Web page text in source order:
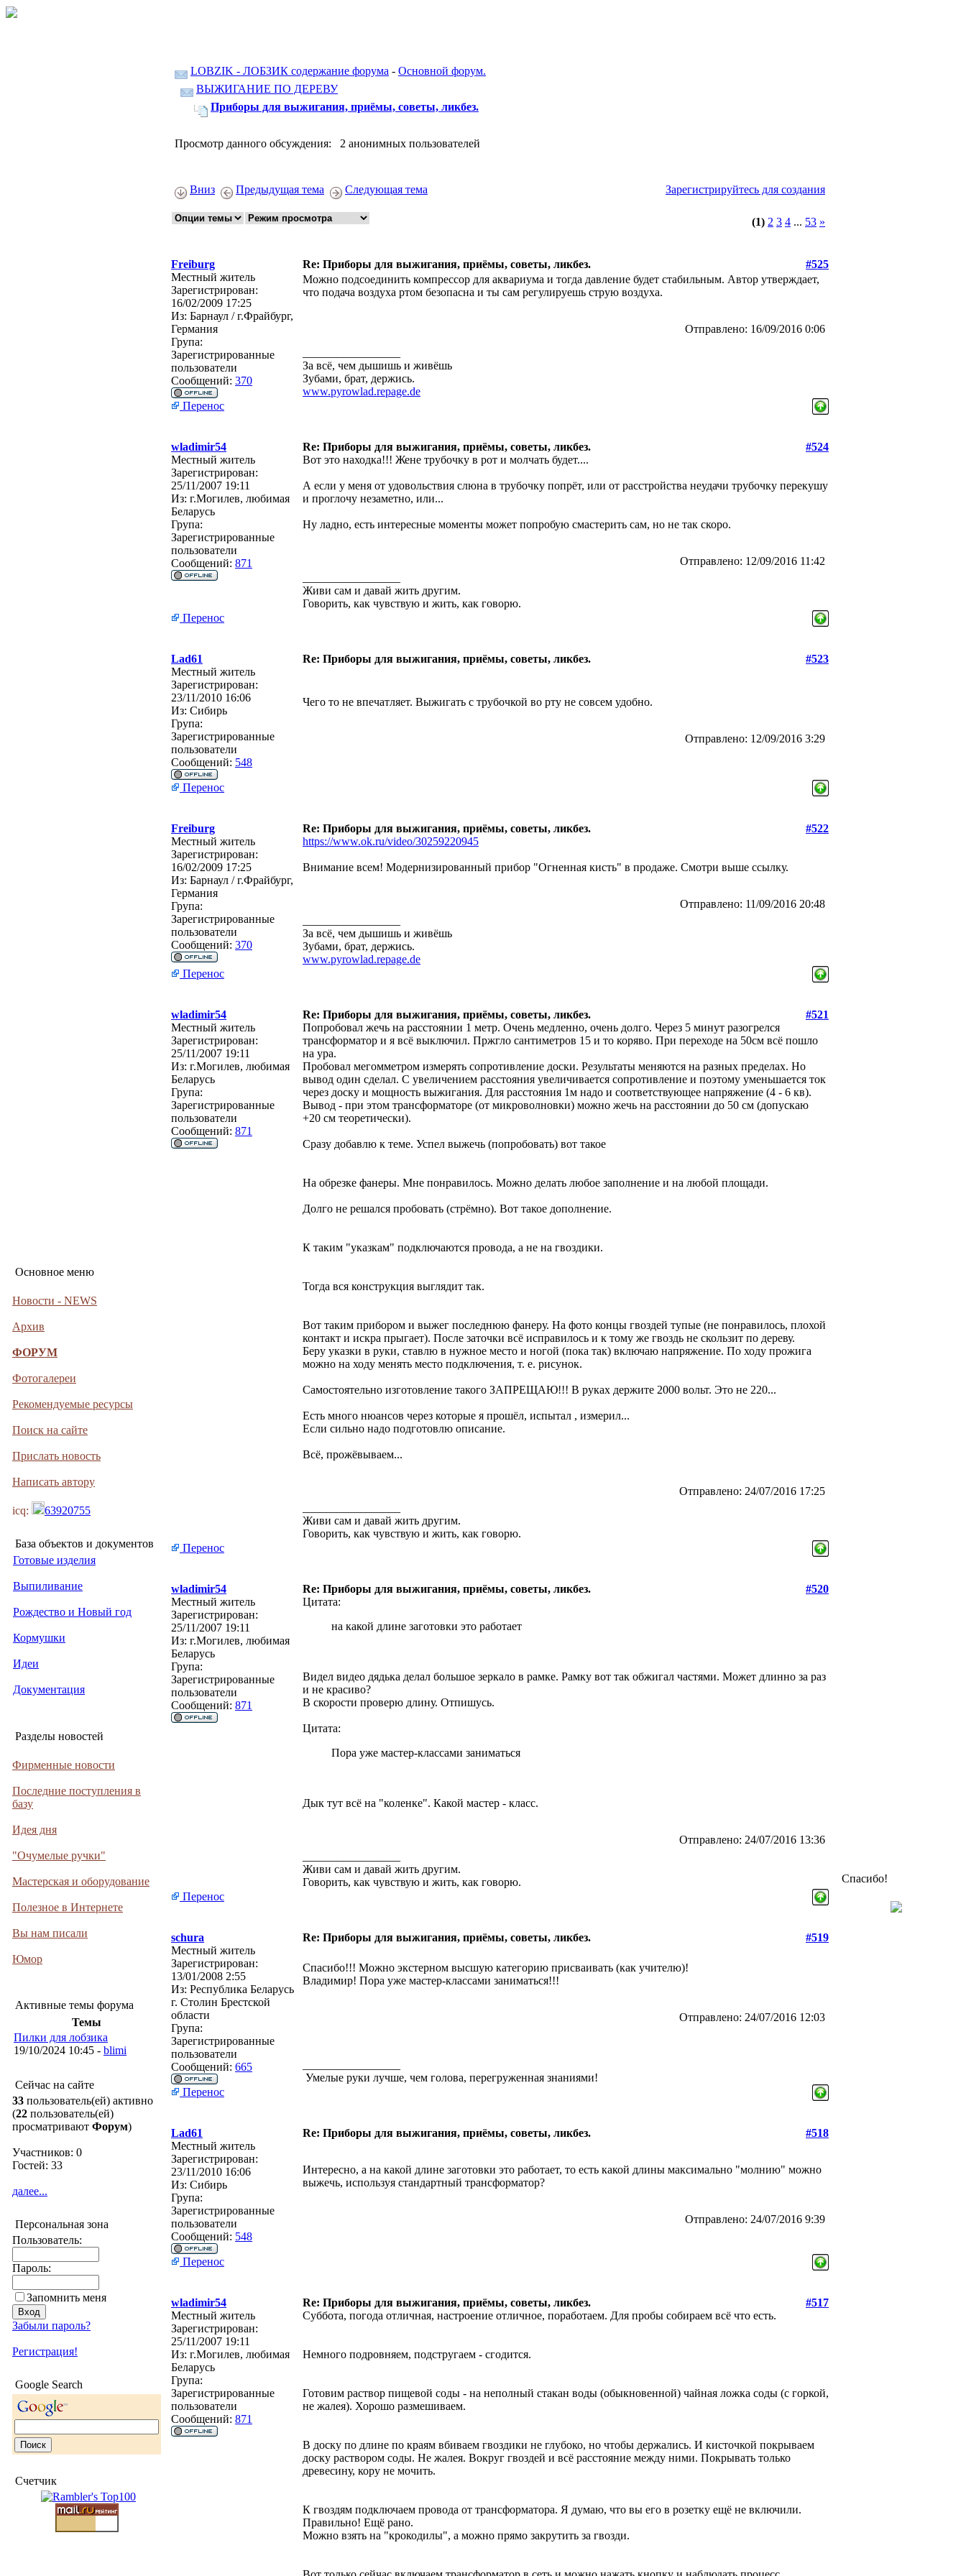
Основное меню
Новости - NEWS
Архив
ФОРУМ
Фотогалереи
Рекомендуемые ресурсы
Поиск на сайте
Прислать новость
Написать автору
icq: 63920755
База объектов и документов
Готовые изделия
Выпиливание
Рождество и Новый год
Кормушки
Идеи
Документация
Разделы новостей
Фирменные новости
Последние поступления в
базу
Идея дня
"Очумелые ручки"
Мастерская и оборудование
Полезное в Интернете
Вы нам писали
Юмор
Активные темы форума
Темы
Пилки для лобзика
19/10/2024 10:45 - blimi
Сейчас на сайте
33 пользователь(ей) активно
(22 пользователь(ей)
просматривают Форум)
Участников: 0
Гостей: 33
далее...
Персональная зона
Пользователь:
Пароль:
Запомнить меня
Забыли пароль?
Регистрация!
Google Search
Счетчик
LOBZIK - ЛОБЗИК содержание форума - Основной форум.
ВЫЖИГАНИЕ ПО ДЕРЕВУ
Приборы для выжигания, приёмы, советы, ликбез.
Просмотр данного обсуждения: 2 анонимных пользователей
Вниз Предыдущая тема Следующая тема Зарегистрируйтесь для создания
(1) 2 3 4 ... 53 »
Freiburg Re: Приборы для выжигания, приёмы, советы, ликбез.
#525
Местный житель
Зарегистрирован:
16/02/2009 17:25
Из: Барнаул / г.Фрайбург,
Германия
Група:
Зарегистрированные
пользователи
Сообщений: 370
Можно подсоединить компрессор для аквариума и тогда давление будет стабильным. Автор утверждает,
что подача воздуха ртом безопасна и ты сам регулируешь струю воздуха.
Отправлено: 16/09/2016 0:06
За всё, чем дышишь и живёшь
Зубами, брат, держись.
www.pyrowlad.repage.de
Перенос
wladimir54 Re: Приборы для выжигания, приёмы, советы, ликбез.
#524
Местный житель
Зарегистрирован:
25/11/2007 19:11
Из: г.Могилев, любимая
Беларусь
Група:
Зарегистрированные
пользователи
Сообщений: 871
Вот это находка!!! Жене трубочку в рот и молчать будет....
А если у меня от удовольствия слюна в трубочку попрёт, или от расстройства неудачи трубочку перекушу
и проглочу незаметно, или...
Ну ладно, есть интересные моменты может попробую смастерить сам, но не так скоро.
Отправлено: 12/09/2016 11:42
Живи сам и давай жить другим.
Говорить, как чувствую и жить, как говорю.
Перенос
Lad61 Re: Приборы для выжигания, приёмы, советы, ликбез.
#523
Местный житель
Зарегистрирован:
23/11/2010 16:06
Из: Сибирь
Група:
Зарегистрированные
пользователи
Сообщений: 548
Чего то не впечатляет. Выжигать с трубочкой во рту не совсем удобно.
Отправлено: 12/09/2016 3:29
Перенос
Freiburg Re: Приборы для выжигания, приёмы, советы, ликбез.
#522
Местный житель
Зарегистрирован:
16/02/2009 17:25
Из: Барнаул / г.Фрайбург,
Германия
Група:
Зарегистрированные
пользователи
Сообщений: 370
https://www.ok.ru/video/30259220945
Внимание всем! Модернизированный прибор "Огненная кисть" в продаже. Смотри выше ссылку.
Отправлено: 11/09/2016 20:48
За всё, чем дышишь и живёшь
Зубами, брат, держись.
www.pyrowlad.repage.de
Перенос
wladimir54 Re: Приборы для выжигания, приёмы, советы, ликбез.
#521
Местный житель
Зарегистрирован:
25/11/2007 19:11
Из: г.Могилев, любимая
Беларусь
Група:
Зарегистрированные
пользователи
Сообщений: 871
Попробовал жечь на расстоянии 1 метр. Очень медленно, очень долго. Через 5 минут разогрелся
трансформатор и я всё выключил. Пржгло сантиметров 15 и то коряво. При переходе на 50см всё пошло
на ура.
Пробовал мегомметром измерять сопротивление доски. Результаты меняются на разных пределах. Но
вывод один сделал. С увеличением расстояния увеличивается сопротивление и поэтому уменьшается ток
через доску и мощность выжигания. Для расстояния 1м надо и соответствующее напряжение (4 - 6 кв).
Вывод - при этом трансформаторе (от микроволновки) можно жечь на расстоянии до 50 см (допускаю
+20 см теоретически).
Сразу добавлю к теме. Успел выжечь (попробовать) вот такое
На обрезке фанеры. Мне понравилось. Можно делать любое заполнение и на любой площади.
Долго не решался пробовать (стрёмно). Вот такое дополнение.
К таким "указкам" подключаются провода, а не на гвоздики.
Тогда вся конструкция выглядит так.
Вот таким прибором и выжег последнюю фанеру. На фото концы гвоздей тупые (не понравилось, плохой
контакт и искра прыгает). После заточки всё исправилось и к тому же гвоздь не скользит по дереву.
Беру указки в руки, ставлю в нужное место и ногой (пока так) включаю напряжение. По ходу прожига
можно на ходу менять место подключения, т. е. рисунок.
Самостоятельно изготовление такого ЗАПРЕЩАЮ!!! В руках держите 2000 вольт. Это не 220...
Есть много нюансов через которые я прошёл, испытал , измерил...
Если сильно надо подготовлю описание.
Всё, прожёвываем...
Отправлено: 24/07/2016 17:25
Живи сам и давай жить другим.
Говорить, как чувствую и жить, как говорю.
Перенос
wladimir54 Re: Приборы для выжигания, приёмы, советы, ликбез.
#520
Местный житель
Зарегистрирован:
25/11/2007 19:11
Из: г.Могилев, любимая
Беларусь
Група:
Зарегистрированные
пользователи
Сообщений: 871
Цитата:
на какой длине заготовки это работает
Видел видео дядька делал большое зеркало в рамке. Рамку вот так обжигал частями. Может длинно за раз
и не красиво?
В скорости проверю длину. Отпишусь.
Цитата:
Пора уже мастер-классами заниматься
Дык тут всё на "коленке". Какой мастер - класс.
Отправлено: 24/07/2016 13:36
Живи сам и давай жить другим.
Говорить, как чувствую и жить, как говорю.
Перенос
schura Re: Приборы для выжигания, приёмы, советы, ликбез.
#519
Местный житель
Зарегистрирован:
13/01/2008 2:55
Из: Республика Беларусь
г. Столин Брестской
области
Група:
Зарегистрированные
пользователи
Сообщений: 665
Спасибо!!! Можно экстерном высшую категорию присваивать (как учителю)!
Владимир! Пора уже мастер-классами заниматься!!!
Отправлено: 24/07/2016 12:03
Умелые руки лучше, чем голова, перегруженная знаниями!
Перенос
Lad61 Re: Приборы для выжигания, приёмы, советы, ликбез.
#518
Местный житель
Зарегистрирован:
23/11/2010 16:06
Из: Сибирь
Група:
Зарегистрированные
пользователи
Сообщений: 548
Интересно, а на какой длине заготовки это работает, то есть какой длины максимально "молнию" можно
выжечь, используя стандартный трансформатор?
Отправлено: 24/07/2016 9:39
Перенос
wladimir54 Re: Приборы для выжигания, приёмы, советы, ликбез.
#517
Местный житель
Зарегистрирован:
25/11/2007 19:11
Из: г.Могилев, любимая
Беларусь
Група:
Зарегистрированные
пользователи
Сообщений: 871
Суббота, погода отличная, настроение отличное, поработаем. Для пробы собираем всё что есть.
Немного подровняем, подстругаем - сгодится.
Готовим раствор пищевой соды - на неполный стакан воды (обыкновенной) чайная ложка соды (с горкой,
не жалея). Хорошо размешиваем.
В доску по длине по краям вбиваем гвоздики не глубоко, но чтобы держались. И кисточкой покрываем
доску раствором соды. Не жалея. Вокруг гвоздей и всё расстояние между ними. Покрывать только
древесину, кору не мочить.
К гвоздям подключаем провода от трансформатора. Я думаю, что вы его в розетку ещё не включили.
Правильно! Ещё рано.
Можно взять на "крокодилы", а можно прямо закрутить за гвозди.
Спасибо!